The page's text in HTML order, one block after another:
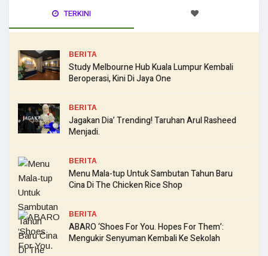
TERKINI
BERITA
Study Melbourne Hub Kuala Lumpur Kembali
Beroperasi, Kini Di Jaya One
BERITA
Jagakan Dia’ Trending! Taruhan Arul Rasheed
Menjadi.
BERITA
Menu Mala-tup Untuk Sambutan Tahun Baru
Cina Di The Chicken Rice Shop
BERITA
ABARO ‘Shoes For You. Hopes For Them’:
Mengukir Senyuman Kembali Ke Sekolah